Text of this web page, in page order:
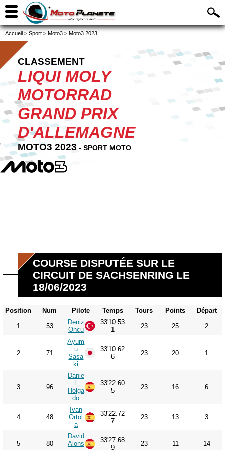
Accueil > Sport > Moto3 > Moto3 2023
CLASSEMENT
LIQUI MOLY
MOTORRAD
GRAND PRIX
D'ALLEMAGNE
MOTO3 2023 - SPORT MOTO
COURSE DISPUTÉE SUR LE
CIRCUIT DE SACHSENRING LE
18/06/2023
Position Num Pilote Temps Tours Points Départ
1 53
Deniz
Oncu
33'10.53
1
23 25 2
2 71
Ayum
u
Sasa
ki
33'10.62
6
23 20 1
3 96
Danie
Holga
do
33'22.60
5
23 16 6
4 48
Ivan
Ortol
a
33'22.72
7
23 13 3
5 80
David
Alons
33'27.68
9
23 11 14